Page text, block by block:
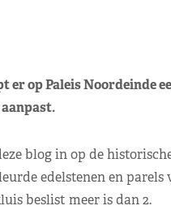
op Paleis Noordeinde
blog in op de
edelstenen en parels
beslist meer is dan 2.